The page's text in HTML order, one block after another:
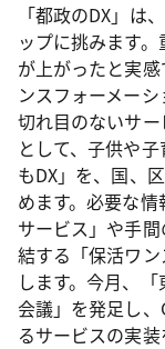
「都政のDX」は
ップに挑みます
が上がったと実
ンスフォーメーシ
切れ目のないサ
として、子供や
もDX」を、国、
めます。必要な
サービス」や手
結する「保活ワ
します。今月、
会議」を発足し
るサービスの実装